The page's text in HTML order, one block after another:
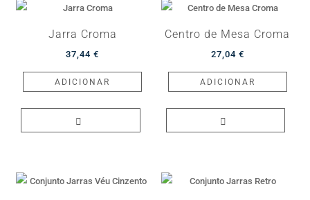
Jarra Croma
37,44€
ADICIONAR
Centro de Mesa Croma
27,04 €
ADICIONAR